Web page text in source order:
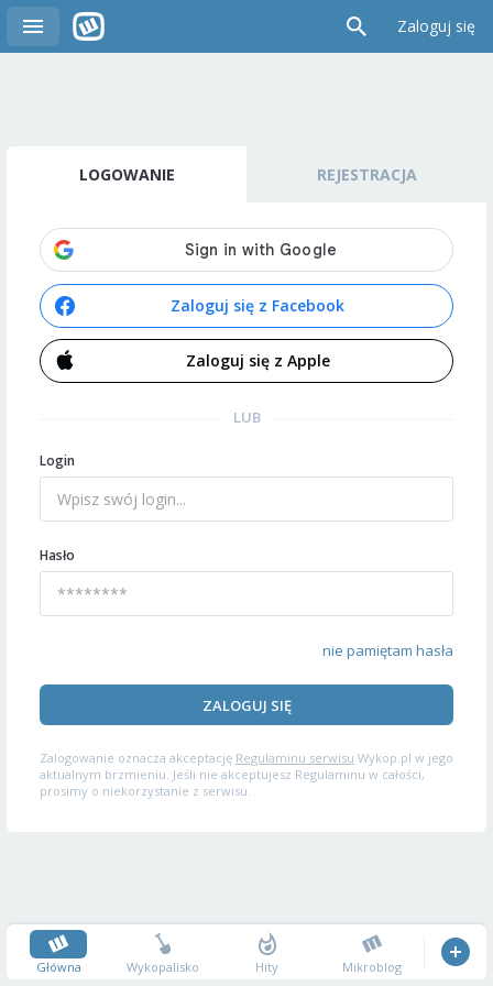
Zaloguj się
LOGOWANIE REJESTRACJA
Zaloguj się z Facebook
Zaloguj się z Apple
LUB
Login
Hasło
nie pamiętam hasła
ZALOGUJ SIĘ
Zalogowanie oznacza akceptację Regulaminu serwisu Wykop.pl w jego
aktualnym brzmieniu. Jeśli nie akceptujesz Regulaminu w całości,
prosimy o niekorzystanie z serwisu.
Główna Wykopalisko Hity Mikroblog